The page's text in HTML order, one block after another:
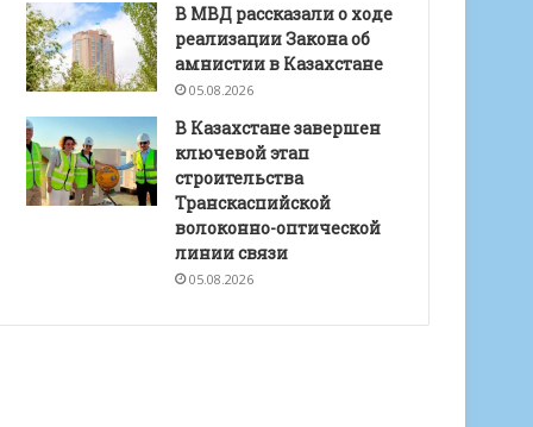
В МВД рассказали о ходе
реализации Закона об
амнистии в Казахстане
05.08.2026
В Казахстане завершен
ключевой этап
строительства
Транскаспийской
волоконно-оптической
линии связи
05.08.2026